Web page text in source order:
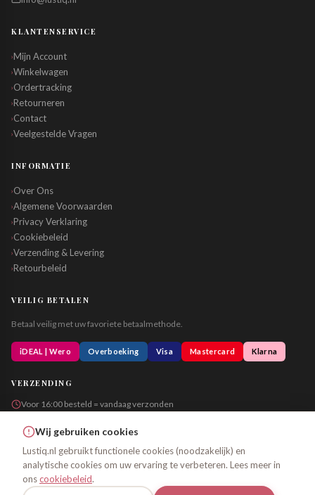
KLANTENSERVICE
›Mijn Account
›Winkelwagen
›Ordertracking
›Retourneren
›Contact
›Veelgestelde Vragen
INFORMATIE
›Over Ons
›Algemene Voorwaarden
›Privacy Verklaring
›Cookiebeleid
›Verzending & Levering
›Retourbeleid
VEILIG BETALEN
Betaal veilig met uw favoriete betaalmethode.
iDEAL | Wero Overboeking Visa Mastercard Klarna
VERZENDING
Voor 16:00 besteld = vandaag verzonden
© 2026 Lustiq.nl – Alle rechten voorbehouden
Algemene Voorwaarden
Wij gebruiken cookies
Lustiq.nl gebruikt functionele cookies (noodzakelijk) en
analytische cookies om uw ervaring te verbeteren. Lees meer in
onscookiebeleid.